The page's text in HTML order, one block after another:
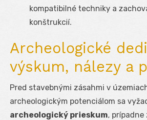
kompatibilné techniky a
konštrukcií.
Archeologické
výskum, nálezy a
Pred stavebnými zásahmi v
archeologickým potenciálom sa
archeologický prieskum,